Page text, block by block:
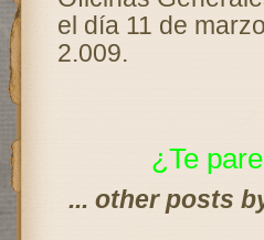
el día 11 de
2.009.
¿Te
... other posts